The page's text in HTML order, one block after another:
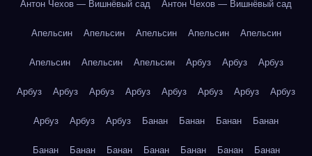
Антон Чехов — Вишнёвый сад Антон Чехов — Вишнёвый сад
Апельсин Апельсин Апельсин Апельсин Апельсин
Апельсин Апельсин Апельсин Арбуз Арбуз Арбуз
Арбуз Арбуз Арбуз Арбуз Арбуз Арбуз Арбуз Арбуз
Арбуз Арбуз Арбуз Банан Банан Банан Банан
Банан Банан Банан Банан Банан Банан Банан